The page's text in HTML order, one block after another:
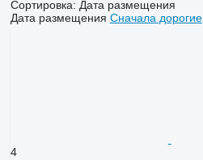
Сортировка: Дата размещения
Дата размещения Сначала дорогие
4